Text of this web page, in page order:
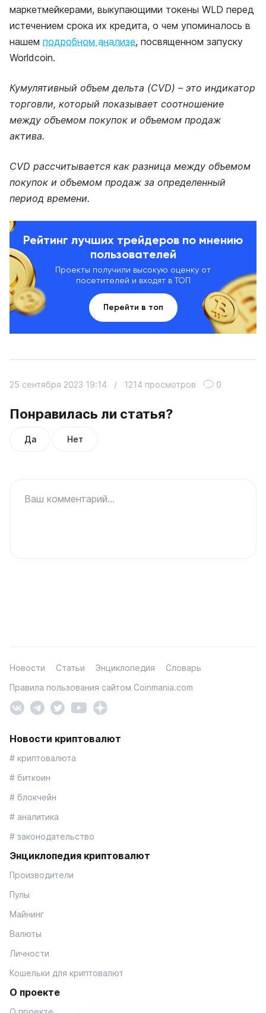
маркетмейкерами, выкупающими токены WLD перед
истечением срока их кредита, о чем упоминалось в
нашем подробном анализе, посвященном запуску
Worldcoin.
Кумулятивный объем дельта (CVD) – это индикатор
торговли, который показывает соотношение
между объемом покупок и объемом продаж
актива.
CVD рассчитывается как разница между объемом
покупок и объемом продаж за определенный
период времени.
Рейтинг лучших трейдеров по мнению
пользователей
Проекты получили высокую оценку от
посетителей и входят в ТОП
Перейти в топ
Понравилась ли статья?
Да Нет
25 сентября 2023 19:14 / 1214 просмотров 0
Ваш комментарий...
Новости Статьи Энциклопедия
Словарь
Правила пользования сайтом Coinmania.com
Новости криптовалют
# криптовалюта
# биткоин
# блокчейн
# аналитика
# законодательство
Энциклопедия криптовалют
Производители
Пулы
Майнинг
Валюты
Личности
Кошельки для криптовалют
О проекте